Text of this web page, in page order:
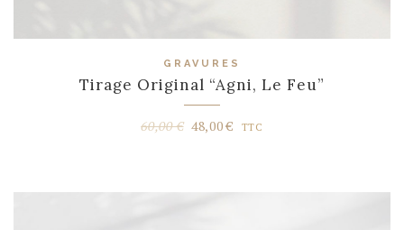
GRAVURES
Tirage Original “Agni, Le Feu”
60,00€ Le
était :
48,00€ Le
TTC